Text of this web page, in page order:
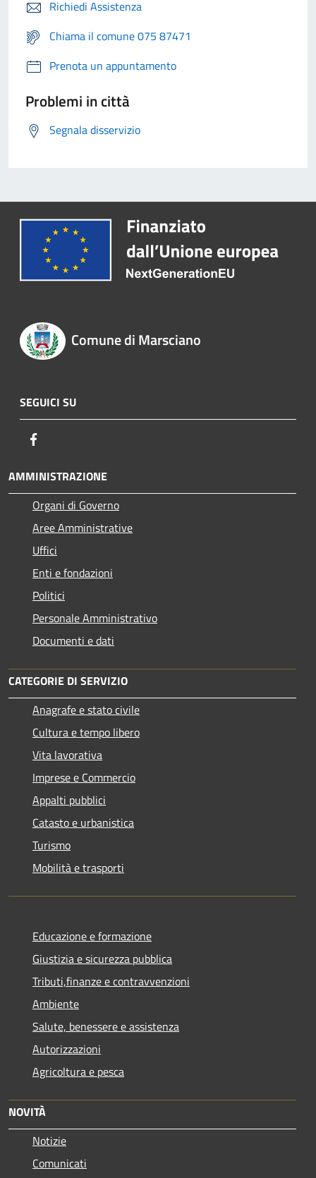
Richiedi Assistenza
Chiama il comune 075 87471
Prenota un appuntamento
Problemi in città
Segnala disservizio
Comune di Marsciano
SEGUICI SU
AMMINISTRAZIONE
Organi di Governo
Aree Amministrative
Uffici
Enti e fondazioni
Politici
Personale Amministrativo
Documenti e dati
CATEGORIE DI SERVIZIO
Anagrafe e stato civile
Cultura e tempo libero
Vita lavorativa
Imprese e Commercio
Appalti pubblici
Catasto e urbanistica
Turismo
Mobilità e trasporti
Educazione e formazione
Giustizia e sicurezza pubblica
Tributi,finanze e contravvenzioni
Ambiente
Salute, benessere e assistenza
Autorizzazioni
Agricoltura e pesca
NOVITÀ
Notizie
Comunicati